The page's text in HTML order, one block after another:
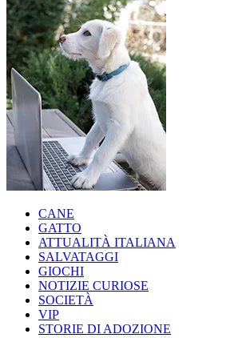
CANE
GATTO
ATTUALITÀ ITALIANA
SALVATAGGI
GIOCHI
NOTIZIE CURIOSE
SOCIETÀ
VIP
STORIE DI ADOZIONE